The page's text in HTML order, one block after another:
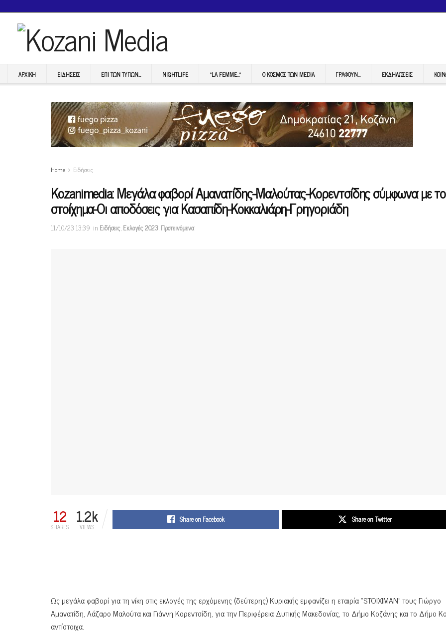
ΑΡΧΙΚΉ ΕΙΔΉΣΕΙΣ ΕΠI ΤΩΝ ΤΥΠΩΝ… NIGHTLIFE “LA FEMME…” Ο ΚΟΣΜΟΣ ΤΩΝ MEDIA ΓΡΆΦΟΥΝ… ΕΚΔΗΛΏΣΕΙΣ
Home Ειδήσεις
Κοzanimedia: Μεγάλα φαβορί Αμανατίδης-Μαλούτας-Κορεντσίδης σύμφωνα με το
στοίχημα-Οι αποδόσεις για Κασαπίδη-Κοκκαλιάρη-Γρηγοριάδη
11/10/23 13:39 in Ειδήσεις,Εκλογές 2023,Προτεινόμενα
12
SHARES 1.2k
VIEWS
Share on Facebook Share on Twitter
Ως μεγάλα φαβορί για τη νίκη στις εκλογές της ερχόμενης (δεύτερης) Κυριακής εμφανίζει η εταιρία “STOIXIMAN” τους Γιώργο
Αμανατίδη, Λάζαρο Μαλούτα και Γιάννη Κορεντσίδη, για την Περιφέρεια Δυτικής Μακεδονίας, το Δήμο Κοζάνης και το Δήμο
αντίστοιχα.